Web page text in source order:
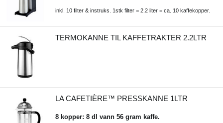
inkl. 10 filter & instruks. 1stk filter = 2.2 liter = ca. 10 kaffekopper.
TERMOKANNE TIL KAFFETRAKTER 2.2LTR
LA CAFETIÈRE™ PRESSKANNE 1LTR
8 kopper: 8 dl vann 56 gram kaffe.